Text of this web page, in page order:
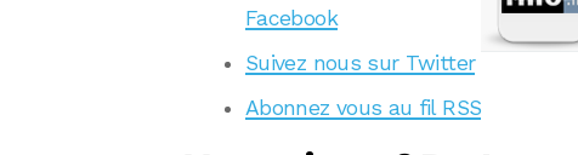
Facebook
Suivez nous sur Twitter
Abonnez vous au fil RSS